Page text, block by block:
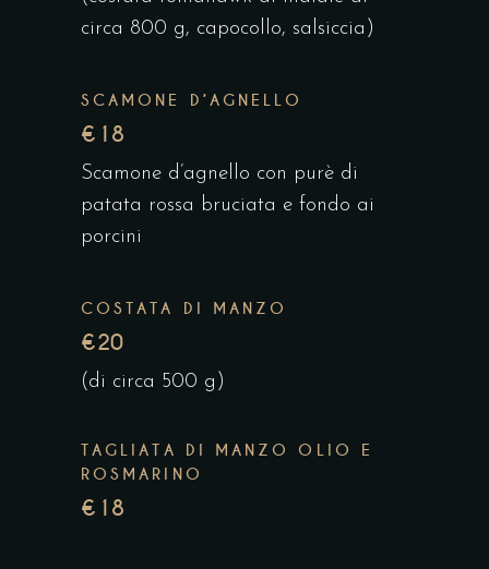
circa 800 g, capocollo, salsiccia)
SCAMONE D’AGNELLO
€18
Scamone d’agnello con purè di
patata rossa bruciata e fondo ai
porcini
COSTATA DI MANZO
€20
(di circa 500 g)
TAGLIATA DI MANZO OLIO E
ROSMARINO
€18